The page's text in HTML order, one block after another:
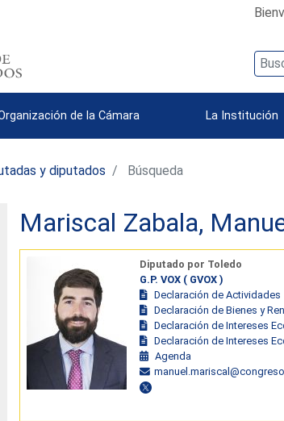
de la Cámara La Institución
y diputados Búsqueda
Mariscal Zabala,
Diputado por Toledo
G.P. VOX ( GVOX )
Declaración de Actividades
Declaración de Bienes y
Declaración de Intereses
Declaración de Intereses
Agenda